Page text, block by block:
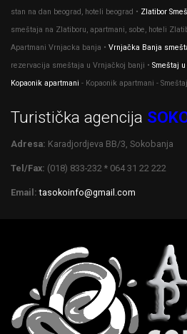
stan na dan beograd, hoteli beograd • Zlatibor
smeštaja na Zlatiboru, apartmani, sobe, hoteli
Apartmani Vrnjacka banja • Vrnjačka Banja
rezervacija smeštaja u Vrnjačkoj banji • Smeštaj u
Kopaonik apartmani - Kopaonik apartmani -
Turistička agencija
Adresa: Karadjordjeva BB/3, Sokobanja
Tel/Fax: (018) 833-232 * 064 31 22 222
Email: tasokoinfo@gmail.com